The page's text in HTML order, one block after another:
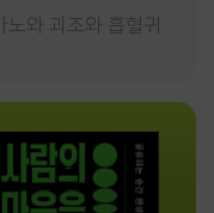
노와 괴조와 흡혈귀